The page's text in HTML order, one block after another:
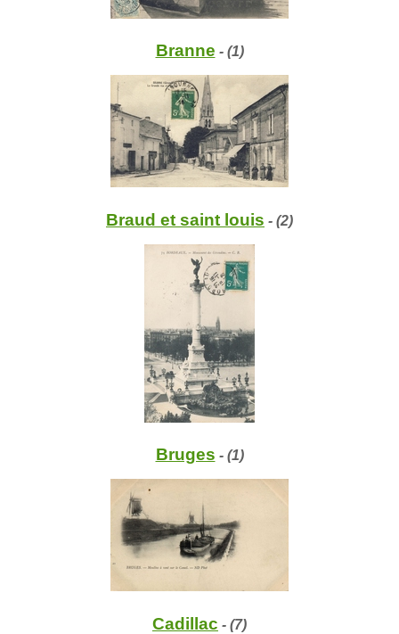
Branne - (1)
Braud et saint louis - (2)
Bruges - (1)
Cadillac - (7)